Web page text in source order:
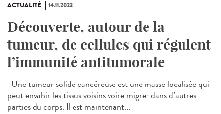
ACTUALITÉ 14.11.2023
Découverte, autour de la
tumeur, de cellules qui régulent
l’immunité antitumorale
Une tumeur solide cancéreuse est une masse localisée qui
peut envahir les tissus voisins voire migrer dans d’autres
parties du corps. Il est maintenant...